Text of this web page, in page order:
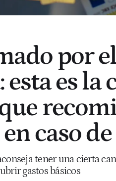
por
esta es la
en caso
tener una cierta
gastos básicos